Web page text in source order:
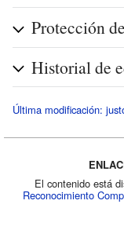
Protección
Historial de
Última modificación:
El contenido está
Reconocimiento